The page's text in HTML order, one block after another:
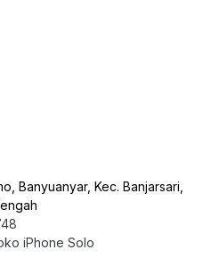
Banyuanyar, Kec. Banjarsari,
iPhone Solo